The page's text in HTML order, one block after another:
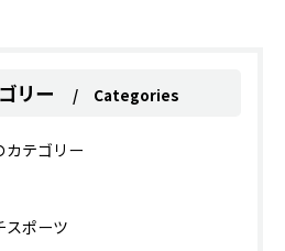
リー Categories
カテゴリー
スポーツ